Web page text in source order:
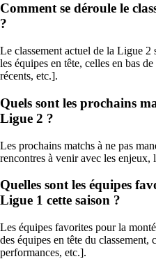
Comment se déroule le
?
Le classement actuel de la Ligue 2
les équipes en tête, celles en bas
récents, etc.].
Quels sont les prochains
Ligue 2 ?
Les prochains matchs à ne pas
rencontres à venir avec les enjeux,
Quelles sont les équipes
Ligue 1 cette saison ?
Les équipes favorites pour la
des équipes en tête du classement,
performances, etc.].